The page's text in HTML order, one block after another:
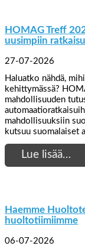
HOMAG Treff
uusimpiin
27-07-2026
Haluatko nähdä,
kehittymässä?
mahdollisuuden
mahdollisuuksiin
kutsuu suomalaiset
Lue lisää…
Haemme
huoltotiimiimme
06-07-2026